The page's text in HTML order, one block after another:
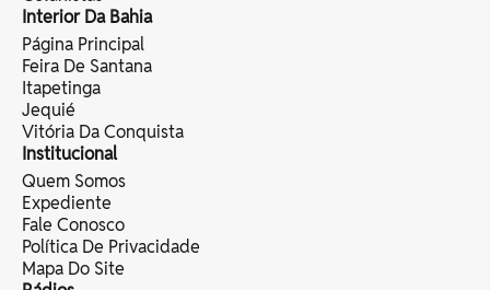
Interior Da Bahia
Página Principal
Feira De Santana
Itapetinga
Jequié
Vitória Da Conquista
Institucional
Quem Somos
Expediente
Fale Conosco
Política De Privacidade
Mapa Do Site